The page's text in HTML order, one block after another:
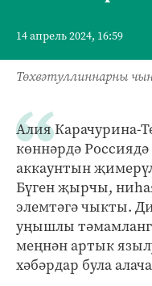
14 апрель 2024, 16:59
Төхвәтуллиннарны
Алия Карачурина-
көннәрдә
аккаунтын
Бүген җырчы,
элемтәгә чыкты.
уңышлы
меңнән артык
хәбәрдар була